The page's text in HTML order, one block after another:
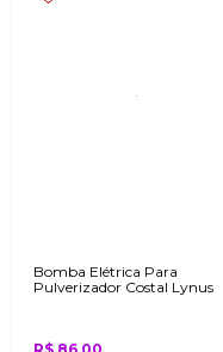
Bomba Elétrica Para
Pulverizador Costal Lynus